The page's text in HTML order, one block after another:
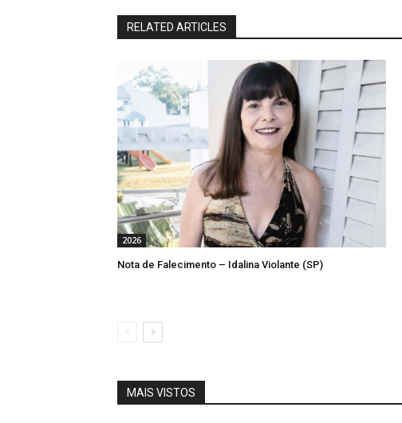
RELATED ARTICLES
2026
Nota de Falecimento – Idalina Violante (SP)
MAIS VISTOS